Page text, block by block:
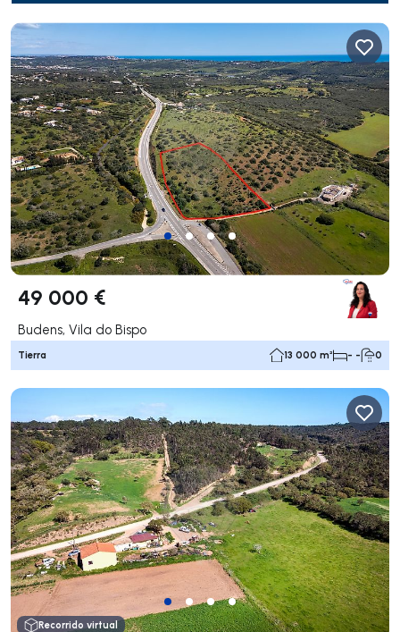
49 000 €
Budens, Vila do Bispo
Tierra 13 000 m² - - 0
Recorrido virtual